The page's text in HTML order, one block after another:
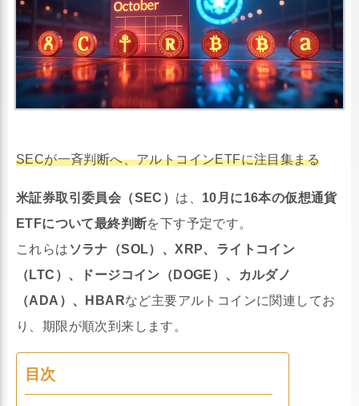
SECが一斉判断へ、アルトコインETFに注目集まる
米証券取引委員会（SEC） は、 10月に16本の仮想通貨
ETFについて最終判断を下す予定です。
これらは ソラナ（SOL）、XRP、ライトコイン
（LTC）、ドージコイン（DOGE）、カルダノ
（ADA）、HBARなど主要アルトコインに関連してお
り、期限が順次到来します。
目次